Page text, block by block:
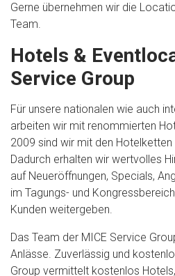
Gerne übernehmen wir die
Team.
Hotels &
Service Group
Für unsere nationalen wie auch
arbeiten wir mit renommierten
2009 sind wir mit den
Dadurch erhalten wir wertvolles
auf Neueröffnungen, Specials,
im Tagungs- und
Kunden weitergeben.
Das Team der MICE Service
Anlässe. Zuverlässig und
Group vermittelt kostenlos